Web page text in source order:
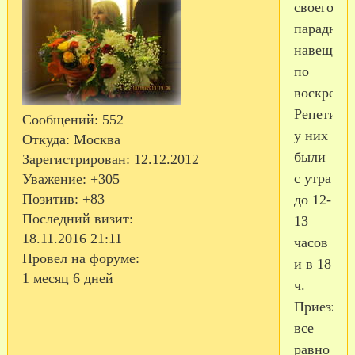
Сообщений: 552
Откуда: Москва
Зарегистрирован: 12.12.2012
Уважение: +305
Позитив: +83
Последний визит:
18.11.2016 21:11
Провел на форуме:
1 месяц 6 дней
своего
навещали
по
у них
были
с утра
до 12-
13
часов
и в 18
ч.
все
равно